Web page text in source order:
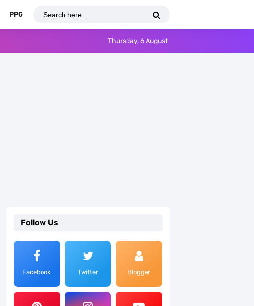
PPG
Thursday, 6 August
Follow Us
Facebook Twitter Blogger